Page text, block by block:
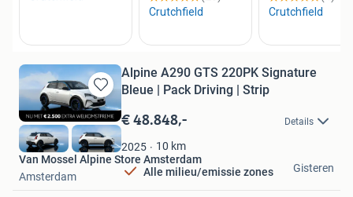
Bewaren
in
Mijn
Favorieten
Alpine A290 GTS 220PK Signature
Bleue | Pack Driving | Strip
€ 48.848,- Details
2025 10 km
Alle milieu/emissie zones
Van Mossel Alpine Store Amsterdam
Amsterdam
Gisteren